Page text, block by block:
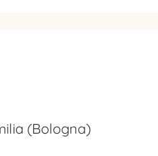
(Bologna)